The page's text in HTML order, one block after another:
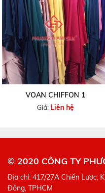
VOAN CHIFFON 1
Giá: Liên hệ
© 2020 CÔNG TY
Địa chỉ: 417/27A Chiến Lược,
Đông, TPHCM